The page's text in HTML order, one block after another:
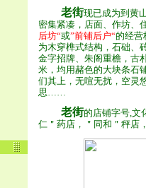
老街现已成为到黄
密集紧凑，店面、作坊、
后坊“或”前铺后户“的经营
为木穿榫式结构，石础、
金字招牌、朱阁重檐，古
米，均用赭色的大块条石
们其上，无喧无扰，空灵
思……
老街的店铺字号,文
仁＂药店，＂同和＂秤店